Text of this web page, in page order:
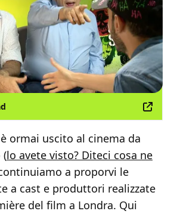
è ormai uscito al cinema da
(lo avete visto? Diteci cosa ne
a proporvi le
a cast e produttori realizzate
del film a Londra. Qui